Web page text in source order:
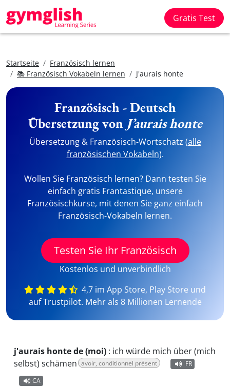
Gratis Test
Startseite
Französisch lernen
📚 Französisch Vokabeln lernen
J'aurais honte
Französisch - Deutsch
Übersetzung von J’aurais honte
Übersetzung & Französisch-Wortschatz (alle
französischen Vokabeln).
Wollen Sie Französisch lernen? Dann testen Sie
einfach gratis Frantastique, unsere
Französischkurse, mit denen Sie ganz einfach
Französisch-Vokabeln lernen.
Testen Sie Ihr Französisch
Kostenlos und unverbindlich
4,7 im App Store, Play Store und
auf Trustpilot. Mehr als 8 Millionen Lernende
j'aurais honte de (moi) : ich würde mich über (mich
selbst) schämen avoir, conditionnel présent
FR
CA